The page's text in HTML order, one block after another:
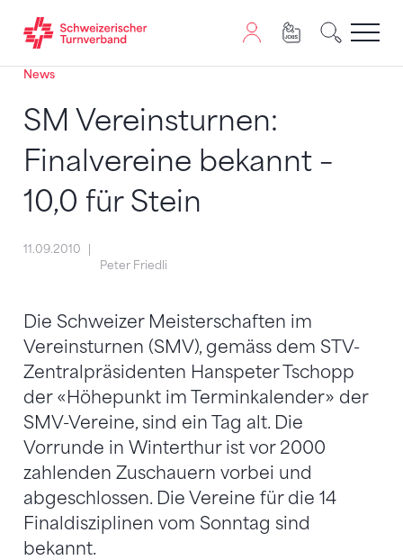
Zum Inhalt springen
Zur Sitemap navigieren
Zum Navigieren dieser Seite wird JavaScript benötigt.
News
SM Vereinsturnen:
Finalvereine bekannt –
10,0 für Stein
11.09.2010
Peter Friedli
Die Schweizer Meisterschaften im
Vereinsturnen (SMV), gemäss dem STV-
Zentralpräsidenten Hanspeter Tschopp
der «Höhepunkt im Terminkalender» der
SMV-Vereine, sind ein Tag alt. Die
Vorrunde in Winterthur ist vor 2000
zahlenden Zuschauern vorbei und
abgeschlossen. Die Vereine für die 14
Finaldisziplinen vom Sonntag sind
bekannt.